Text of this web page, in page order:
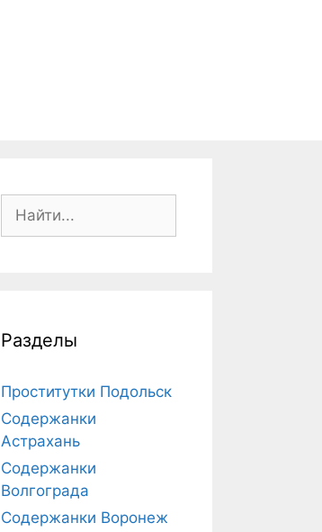
Разделы
Проститутки Подольск
Содержанки
Астрахань
Содержанки
Волгограда
Содержанки Воронеж